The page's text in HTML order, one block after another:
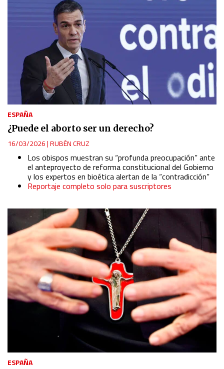
ESPAÑA
¿Puede el aborto ser un derecho?
16/03/2026|RUBÉN CRUZ
Los obispos muestran su “profunda preocupación” ante
el anteproyecto de reforma constitucional del Gobierno
y los expertos en bioética alertan de la “contradicción”
Reportaje completo solo para suscriptores
ESPAÑA